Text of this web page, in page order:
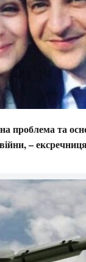
проблема та
–